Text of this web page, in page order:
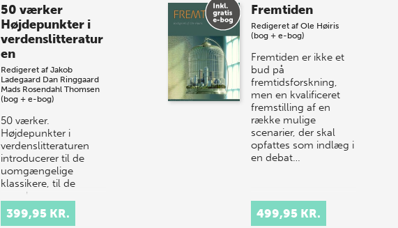
50 værker
Højdepunkter i
verdenslitteratur
en
Redigeret af Jakob
Ladegaard Dan Ringgaard
Mads Rosendahl Thomsen
(bog + e-bog)
50 værker.
Højdepunkter i
verdenslitteraturen
introducerer til de
uomgængelige
klassikere, til de
populære
læserfavoritter og de
mere ukendte
399,95 KR.
Fremtiden
Redigeret afOle Høiris
(bog + e-bog)
Fremtiden er ikke et
bud på
fremtidsforskning,
men en kvalificeret
fremstilling af en
række mulige
scenarier, der skal
opfattes som indlæg i
en debat…
499,95 KR.